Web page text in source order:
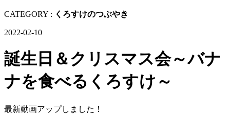
CATEGORY : くろすけのつぶやき
2022-02-10
誕生日＆クリスマス会～バナ
ナを食べるくろすけ～
最新動画アップしました！